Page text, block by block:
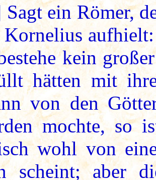
Sagt ein Römer,
aufhielt:
kein
hätten mit
von den
mochte, so
wohl von
scheint; aber